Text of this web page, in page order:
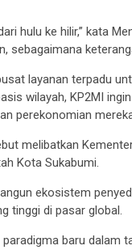
hulu ke hilir,” kata
sebagaimana
layanan terpadu
wilayah, KP2MI
perekonomian
melibatkan
Kota Sukabumi.
ekosistem
tinggi di pasar global.
baru dalam